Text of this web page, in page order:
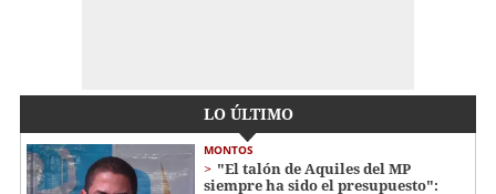
LO ÚLTIMO
MONTOS
"El talón de Aquiles del MP
siempre ha sido el presupuesto":